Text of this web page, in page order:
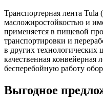
Транспортерная лента
масложиростойкостью и
применяется в пищевой
транспортировки и
в других технологических
качественная конвейерная
бесперебойную работу
Выгодное